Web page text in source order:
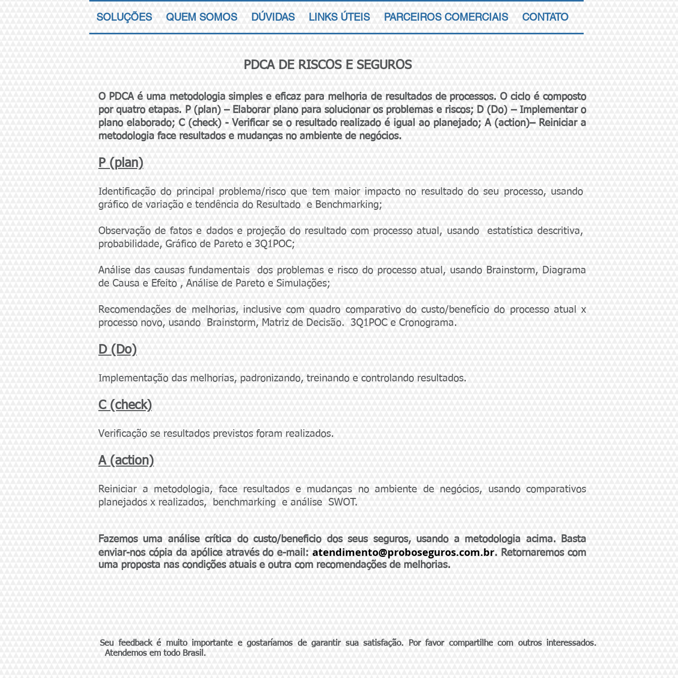
SOLUÇÕES QUEM SOMOS DÚVIDAS LINKS ÚTEIS PARCEIROS COMERCIAIS CONTATO
PDCA DE RISCOS E SEGUROS
O PDCA é uma metodologia simples e eficaz para melhoria de resultados de processos. O ciclo é composto
por quatro etapas. P(plan) – Elaborar plano para solucionar os problemas e riscos; D (Do) – Implementar o
plano elaborado; C (check) - Verificar se o resultado realizado é igual ao planejado; A (action)– Reiniciar a
metodologia face resultados e mudanças no ambiente de negócios.
P(plan)
Identificação do principal problema/risco que tem maior impacto no resultado do seu processo, usando
gráfico de variação e tendência do Resultado e Benchmarking;
Observação de fatos e dados e projeção do resultado com processo atual, usando estatística descritiva,
probabilidade, Gráfico de Pareto e 3Q1POC;
Análise das causas fundamentais dos problemas e risco do processo atual, usando Brainstorm, Diagrama
de Causa e Efeito , Análise de Pareto e Simulações;
Recomendações de melhorias, inclusive com quadro comparativo do custo/benefício do processo atual x
processo novo, usando Brainstorm, Matriz de Decisão. 3Q1POC e Cronograma.
D (Do)
Implementação das melhorias, padronizando, treinando e controlando resultados.
C (check)
Verificação se resultados previstos foram realizados.
A (action)
Reiniciar a metodologia, face resultados e mudanças no ambiente de negócios, usando comparativos
planejados x realizados, benchmarking e análise SWOT.
Fazemos uma análise crítica do custo/beneficio dos seus seguros, usando a metodologia acima. Basta
enviar-nos cópia da apólice através do e-mail:atendimento@proboseguros.com.br. Retornaremos com
uma proposta nas condições atuais e outra com recomendações de melhorias.
Seu feedback é muito importante e gostaríamos de garantir sua satisfação. Por favor compartilhe com outros interessados.
Atendemos em todo Brasil.